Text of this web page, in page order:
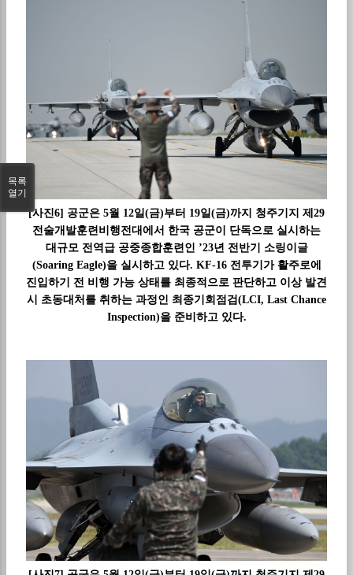
[사진6] 공군은 5월 12일(금)부터 19일(금)까지 청주기지 제29
전술개발훈련비행전대에서 한국 공군이 단독으로 실시하는
대규모 전역급 공중종합훈련인 ’23년 전반기 소링이글
(Soaring Eagle)을 실시하고 있다. KF-16 전투기가 활주로에
진입하기 전 비행 가능 상태를 최종적으로 판단하고 이상 발견
시 초동대처를 취하는 과정인 최종기회점검(LCI, Last Chance
Inspection)을 준비하고 있다.
목록
열기